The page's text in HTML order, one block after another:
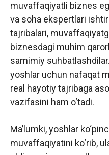
muvaffaqiyatli biznes
va soha ekspertlari
tajribalari,
biznesdagi muhim
samimiy
yoshlar uchun nafaqat
real hayotiy tajribaga
vazifasini ham o‘tadi.
Ma’lumki, yoshlar
muvaffaqiyatini ko‘rib,